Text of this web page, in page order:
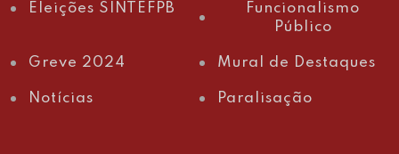
Eleições SINTEFPB
Funcionalismo
Público
Greve 2024 Mural de Destaques
Notícias Paralisação